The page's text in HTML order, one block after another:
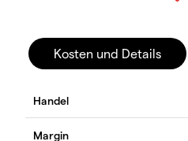
Kosten und Details